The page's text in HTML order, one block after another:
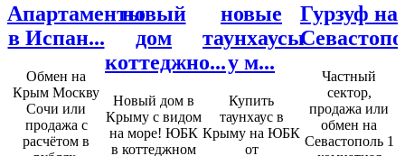
Апартаменты
в Испан...
Обмен на
Крым Москву
Сочи или
продажа с
расчётом в
новый
дом
коттеджно...
Новый дом в
Крыму с видом
на море! ЮБК
в коттеджном
новые
таунхаусы
у м...
Купить
таунхаус в
Крыму на ЮБК
от
Гурзуф на
Частный
сектор,
продажа или
обмен на
Севастополь 1